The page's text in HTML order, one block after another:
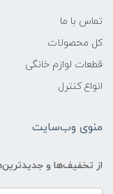
تماس با ما
کل محصولات
قطعات لوازم خانگی
انواع کنترل
منوی وب‌سایت
از تخفیف‌ها و